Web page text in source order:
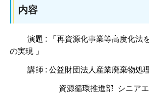
内容
演題 : 「再資源化事業等高度化法
の実現 」
講師 : 公益財団法人産業廃棄物処理
資源循環推進部 シニアエキ